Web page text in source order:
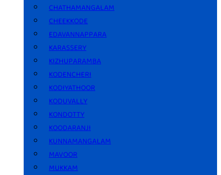
CHATHAMANGALAM
CHEEKKODE
EDAVANNAPPARA
KARASSERY
KIZHUPARAMBA
KODENCHERI
KODIYATHOOR
KODUVALLY
KONDOTTY
KOODARANJI
KUNNAMANGALAM
MAVOOR
MUKKAM